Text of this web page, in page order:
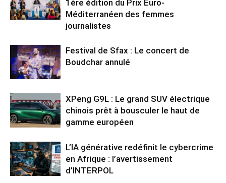
1ère édition du Prix Euro-
Méditerranéen des femmes
journalistes
Festival de Sfax : Le concert de
Boudchar annulé
XPeng G9L : Le grand SUV électrique
chinois prêt à bousculer le haut de
gamme européen
L’IA générative redéfinit le cybercrime
en Afrique : l’avertissement
d’INTERPOL